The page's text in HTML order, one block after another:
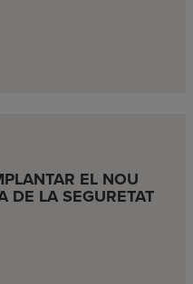
EL NOU
DE LA SEGURETAT